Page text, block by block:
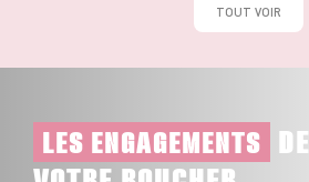
TOUT VOIR
LES ENGAGEMENTS DE